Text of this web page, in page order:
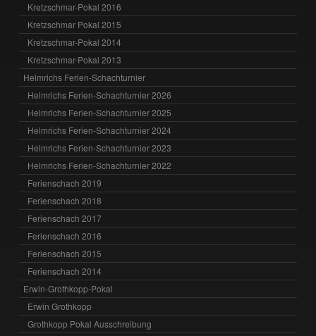
Kretzschmar-Pokal 2016
Kretzschmar Pokal 2015
Kretzschmar-Pokal 2014
Kretzschmar-Pokal 2013
Helmrichs Ferien-Schachturnier
Helmrichs Ferien-Schachturnier 2026
Helmrichs Ferien-Schachturnier 2025
Helmrichs Ferien-Schachturnier 2024
Helmrichs Ferien-Schachturnier 2023
Helmrichs Ferien-Schachturnier 2022
Ferienschach 2019
Ferienschach 2018
Ferienschach 2017
Ferienschach 2016
Ferienschach 2015
Ferienschach 2014
Erwin-Grothkopp-Pokal
Erwin Grothkopp
Grothkopp Pokal Ausschreibung